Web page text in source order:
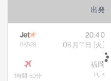
出発
GK528
1時間 50分
20:40
08月11日 (火)
福岡
FUK